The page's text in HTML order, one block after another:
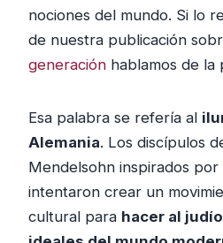
nociones del mundo. Si lo
de nuestra publicación
generación hablamos de la
Esa palabra se refería al
Alemania. Los discípulos
Mendelsohn inspirados por
intentaron crear un
cultural para hacer al